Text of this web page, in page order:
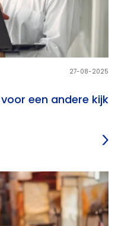
een andere kijk
27-08-2025